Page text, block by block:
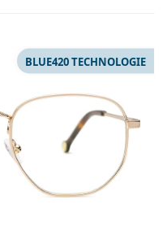
BLUE420 TECHNOLOGIE